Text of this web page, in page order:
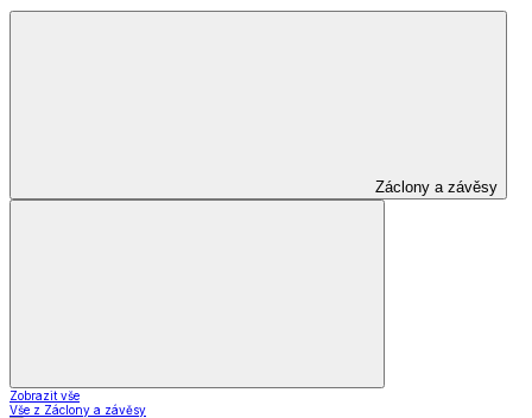
Záclony a závěsy
Zobrazit vše
Vše z Záclony a závěsy